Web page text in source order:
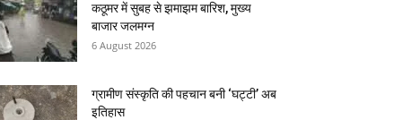
कठूमर में सुबह से झमाझम बारिश, मुख्य
बाजार जलमग्न
6 August 2026
ग्रामीण संस्कृति की पहचान बनी ‘घट्टी’ अब
इतिहास